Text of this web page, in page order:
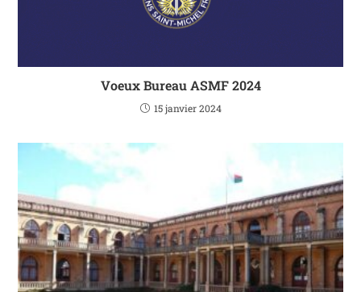
Voeux Bureau ASMF 2024
15 janvier 2024